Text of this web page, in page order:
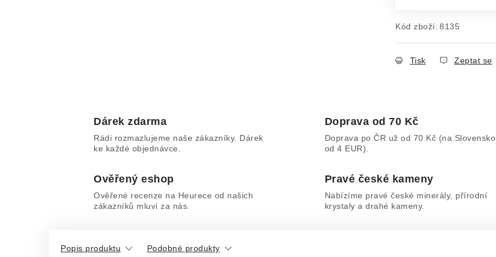
Kód zboží: 8135
Tisk Zeptat se
Dárek zdarma
Rádi rozmazlujeme naše zákazníky. Dárek
ke každé objednávce.
Doprava od 70 Kč
Doprava po ČR už od 70 Kč (na Slovensko
od 4 EUR).
Ověřený eshop
Ověřené recenze na Heurece od našich
zákazníků mluví za nás.
Pravé české kameny
Nabízíme pravé české minerály, přírodní
krystaly a drahé kameny.
Popis produktu Podobné produkty